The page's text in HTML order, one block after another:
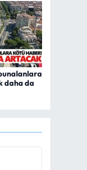
daha da